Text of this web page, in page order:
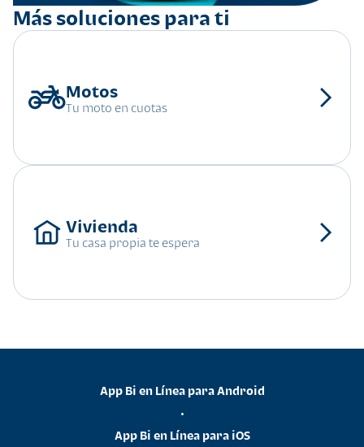
Más soluciones para ti
Tu moto en cuotas
Tu casa propia te espera
App Bi en Línea para Android
•
App Bi en Línea para iOS